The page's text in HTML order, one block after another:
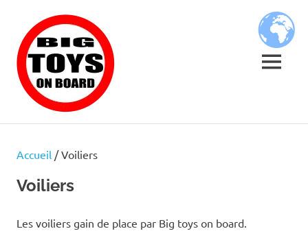
content
BOARD
POUR
ENFANTS
MENU
Accueil / Voiliers
Voiliers
Les voiliers gain de place par Big toys on board.